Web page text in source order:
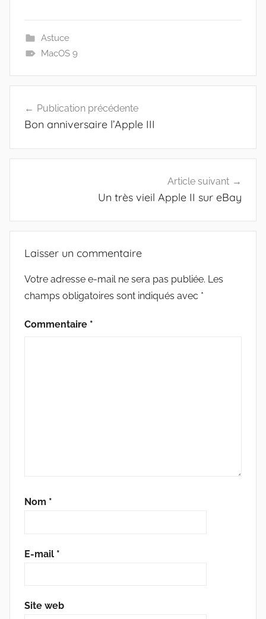
Astuce
MacOS 9
de
Publication précédente
Bon anniversaire l’Apple III
Article suivant
Un très vieil Apple II sur eBay
Laisser un commentaire
Votre adresse e-mail ne sera pas publiée. Les
champs obligatoires sont indiqués avec *
Commentaire *
Nom *
E-mail *
Site web